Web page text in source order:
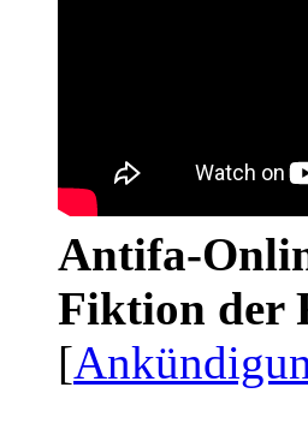
Antifa-
Fiktion der
[